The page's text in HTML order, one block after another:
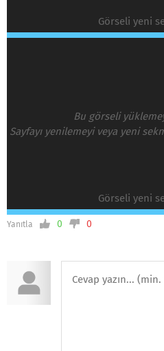
Görseli yeni
Bu görseli
Sayfayı yenilemeyi veya yeni
Görseli yeni
Yanıtla 0 0